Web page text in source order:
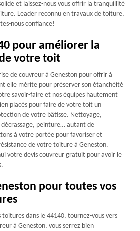
et laissez-nous vous offrir la tranquillité
Leader reconnu en travaux de toiture,
nous confiance!
pour améliorer la
votre toit
de couvreur à Geneston pour offrir à
elle mérite pour préserver son étanchéité
savoir-faire et nos équipes hautement
placés pour faire de votre toit un
de votre bâtisse. Nettoyage,
décrassage, peinture… autant de
à votre portée pour favoriser et
de votre toiture à Geneston.
votre devis couvreur gratuit pour avoir le
pour toutes vos
toitures dans le 44140, tournez-vous vers
à Geneston, vous serrez bien